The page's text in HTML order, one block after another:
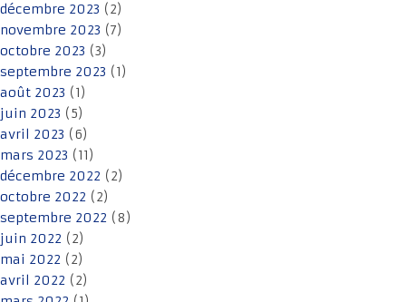
décembre 2023 (2)
novembre 2023 (7)
octobre 2023 (3)
septembre 2023 (1)
août 2023 (1)
juin 2023 (5)
avril 2023 (6)
mars 2023 (11)
décembre 2022 (2)
octobre 2022 (2)
septembre 2022 (8)
juin 2022 (2)
mai 2022 (2)
avril 2022 (2)